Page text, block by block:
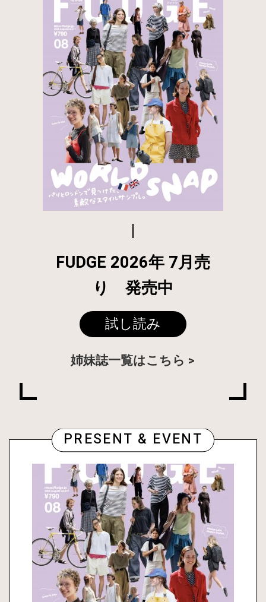
FUDGE 2026年 7月売
り 発売中
試し読み
姉妹誌一覧はこちら
PRESENT & EVENT